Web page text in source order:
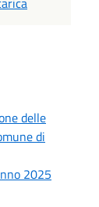
delle
di
2025